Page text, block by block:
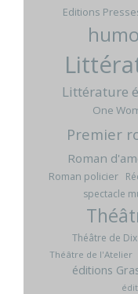
Editions
Littérature
One
Premier
Roman
Roman policier
spectacle
Théâtre de
Théâtre de l'Atelier
éditions